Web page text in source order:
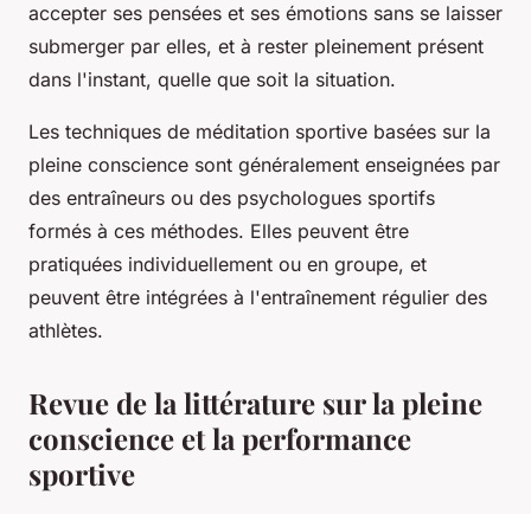
accepter ses pensées et ses émotions sans se laisser
submerger par elles, et à rester pleinement présent
dans l'instant, quelle que soit la situation.
Les techniques de méditation sportive basées sur la
pleine conscience sont généralement enseignées par
des entraîneurs ou des psychologues sportifs
formés à ces méthodes. Elles peuvent être
pratiquées individuellement ou en groupe, et
peuvent être intégrées à l'entraînement régulier des
athlètes.
Revue de la littérature sur la pleine
conscience et la performance
sportive